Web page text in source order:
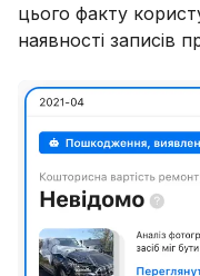
цього факту
наявності записів